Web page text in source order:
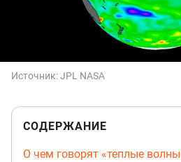
Источник:JPL NASA
СОДЕРЖАНИЕ
О чем говорят «теплые